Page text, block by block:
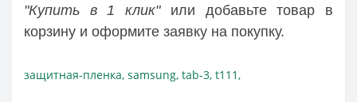
"Купить в 1 клик"или добавьте товар в
корзину и оформите заявку на покупку.
защитная-пленка, samsung, tab-3, t111 ,